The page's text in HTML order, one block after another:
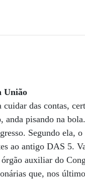
União
das contas,
pisando na
Segundo ela,
ao antigo DAS 5.
auxiliar do
que, nos